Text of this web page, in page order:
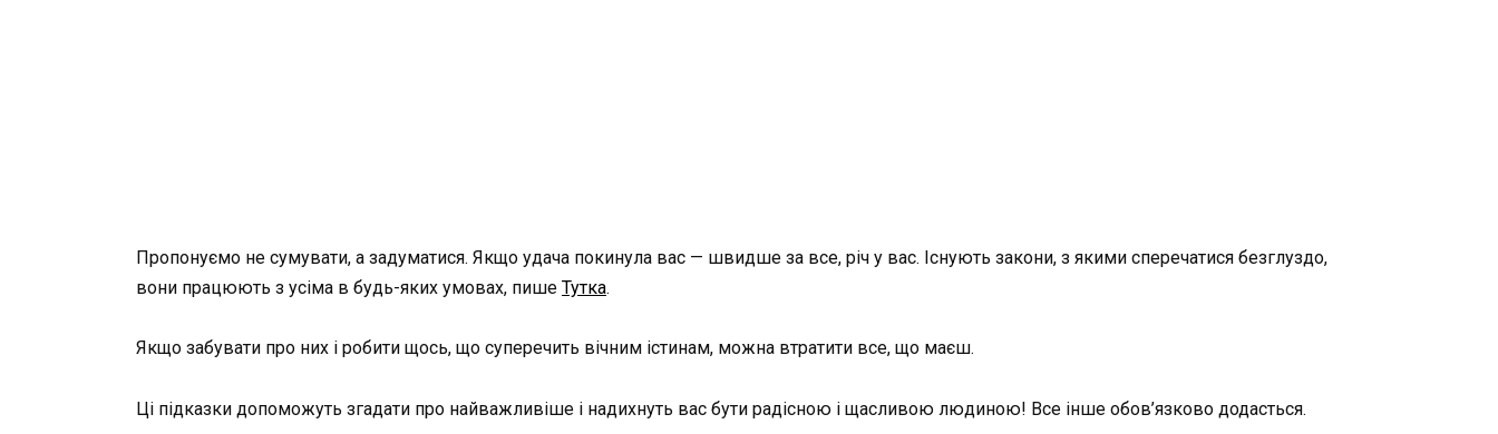
Пропонуємо не сумувати, а задуматися. Якщо удача покинула вас — швидше за все, річ у вас. Існують закони, з якими сперечатися безглуздо,
вони працюють з усіма в будь-яких умовах, пише Тутка.
Якщо забувати про них і робити щось, що суперечить вічним істинам, можна втратити все, що маєш.
Ці підказки допоможуть згадати про найважливіше і надихнуть вас бути радісною і щасливою людиною! Все інше обов’язково додасться.